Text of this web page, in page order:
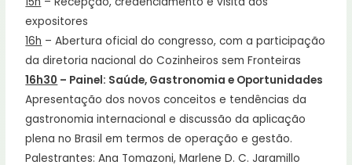
expositores
16h – Abertura oficial do congresso, com a participação
da diretoria nacional do Cozinheiros sem Fronteiras
16h30 – Painel: Saúde, Gastronomia e Oportunidades
Apresentação dos novos conceitos e tendências da
gastronomia internacional e discussão da aplicação
plena no Brasil em termos de operação e gestão.
Palestrantes: Ana Tomazoni, Marlene D. C. Jaramillo